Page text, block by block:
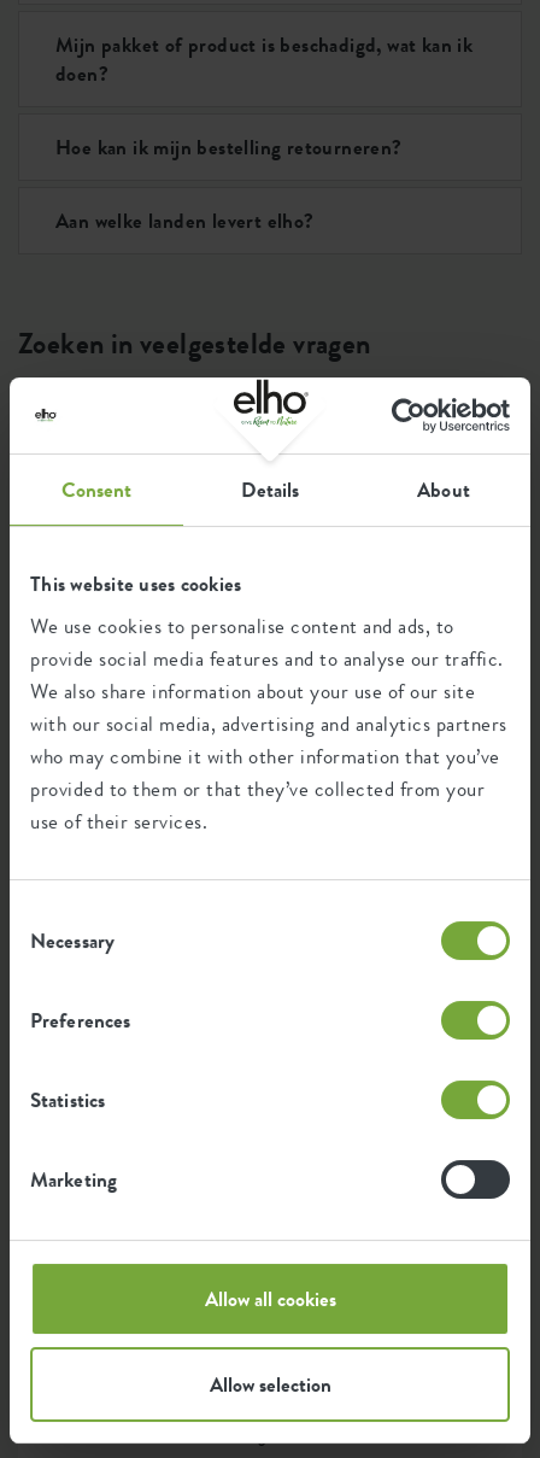
Consent Details About
This website uses cookies
We use cookies to personalise content and ads, to
provide social media features and to analyse our traffic.
We also share information about your use of our site
with our social media, advertising and analytics partners
who may combine it with other information that you’ve
provided to them or that they’ve collected from your
use of their services.
Selection
Necessary
Preferences
Statistics
Marketing
Allow all cookies
Allow selection
Mijn pakket of product is beschadigd, wat kan ik
doen?
Hoe kan ik mijn bestelling retourneren?
Aan welke landen levert elho?
Zoeken in veelgestelde vragen
Kies een categorie
Productvragen
Klachten en garantie
Duurzaamheid